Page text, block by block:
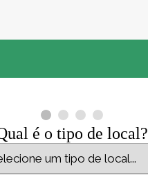
é o tipo de local?